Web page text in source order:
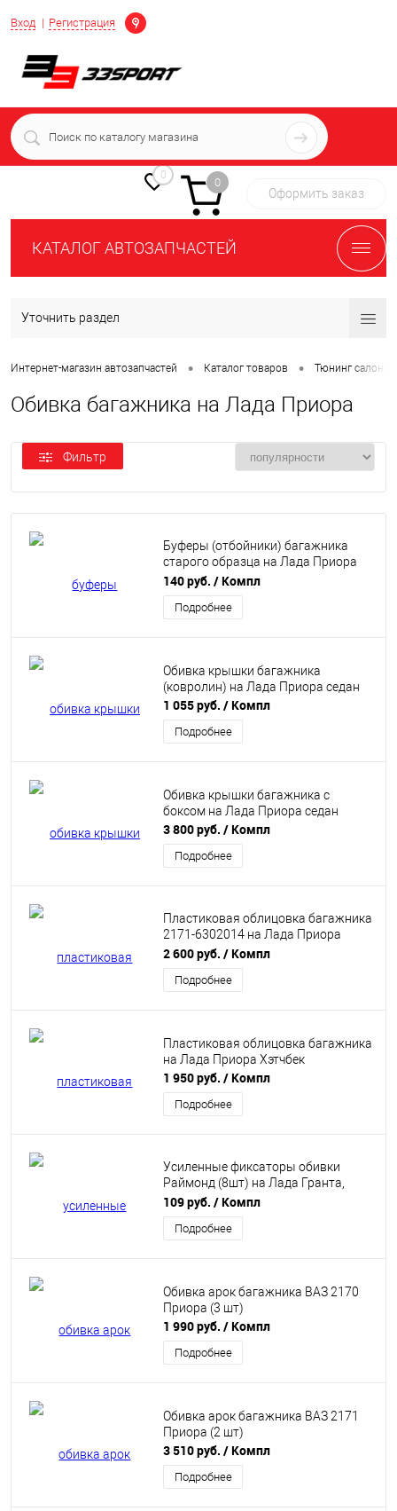
Вход Регистрация
Определение
+7 (939) 716-10-06
пн-пт 7:00-16:00 МСК
0
0
Оформить заказ
КАТАЛОГ АВТОЗАПЧАСТЕЙ
Уточнить раздел
Интернет-магазин автозапчастей • Каталог товаров • Тюнинг салона
Обивка багажника на Лада Приора
Фильтр
Буферы (отбойники) багажника
старого образца на Лада Приора
седан
140 руб. / Компл
Подробнее
Обивка крышки багажника
(ковролин) на Лада Приора седан
1 055 руб. / Компл
Подробнее
Обивка крышки багажника с
боксом на Лада Приора седан
3 800 руб. / Компл
Подробнее
Пластиковая облицовка багажника
2171-6302014 на Лада Приора
универсал
2 600 руб. / Компл
Подробнее
Пластиковая облицовка багажника
на Лада Приора Хэтчбек
1 950 руб. / Компл
Подробнее
Усиленные фиксаторы обивки
Раймонд (8шт) на Лада Гранта,
Приора, Datsun
109 руб. / Компл
Подробнее
Обивка арок багажника ВАЗ 2170
Приора (3 шт)
1 990 руб. / Компл
Подробнее
Обивка арок багажника ВАЗ 2171
Приора (2 шт)
3 510 руб. / Компл
Подробнее